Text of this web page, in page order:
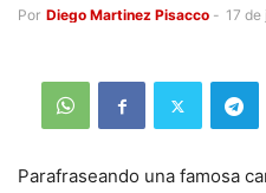
Por Diego Martinez Pisacco - 17
Parafraseando una famosa